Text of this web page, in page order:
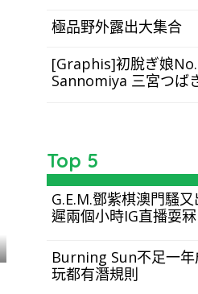
極品野外露出大集合
[Graphis]初脫ぎ娘
Sannomiya 三宮つば
Top 5
G.E.M.鄧紫棋澳門騷
遲兩個小時IG直播耍冧
Burning Sun不足一
玩都有潛規則